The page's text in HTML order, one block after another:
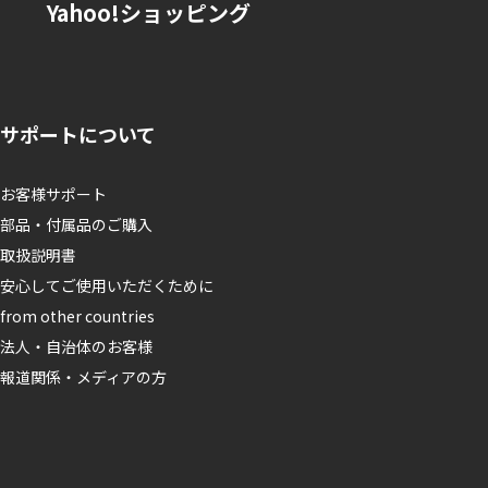
Yahoo!ショッピング
サポートについて
お客様サポート
部品・付属品のご購入
取扱説明書
安心してご使用いただくために
from other countries
法人・自治体のお客様
報道関係・メディアの方